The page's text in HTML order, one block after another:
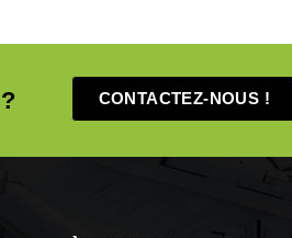
CONTACTEZ-NOUS !